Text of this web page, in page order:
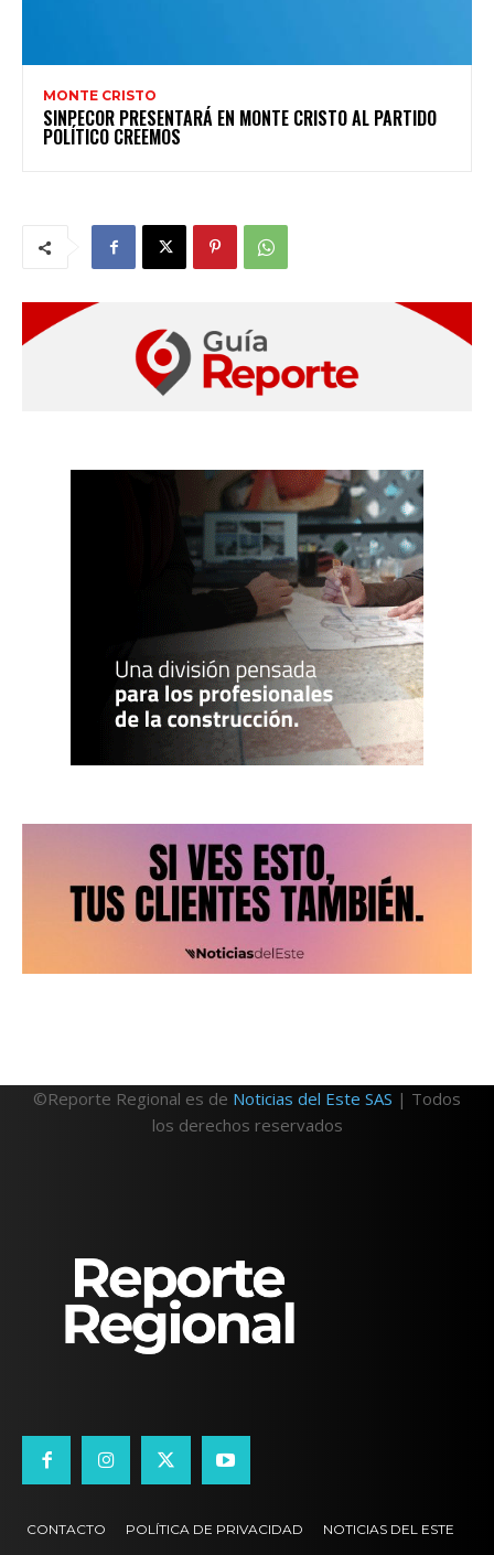
MONTE CRISTO
SINPECOR PRESENTARÁ EN MONTE CRISTO AL PARTIDO
POLÍTICO CREEMOS
©Reporte Regional es de Noticias del Este SAS | Todos
los derechos reservados
CONTACTO POLÍTICA DE PRIVACIDAD NOTICIAS DEL ESTE